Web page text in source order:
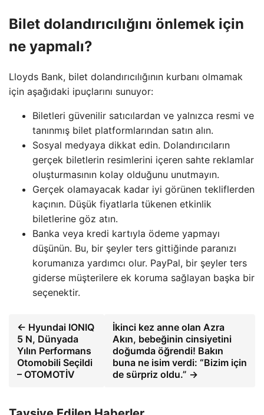
Bilet dolandırıcılığını önlemek için
ne yapmalı?
Lloyds Bank, bilet dolandırıcılığının kurbanı olmamak
için aşağıdaki ipuçlarını sunuyor:
Biletleri güvenilir satıcılardan ve yalnızca resmi ve
tanınmış bilet platformlarından satın alın.
Sosyal medyaya dikkat edin. Dolandırıcıların
gerçek biletlerin resimlerini içeren sahte reklamlar
oluşturmasının kolay olduğunu unutmayın.
Gerçek olamayacak kadar iyi görünen tekliflerden
kaçının. Düşük fiyatlarla tükenen etkinlik
biletlerine göz atın.
Banka veya kredi kartıyla ödeme yapmayı
düşünün. Bu, bir şeyler ters gittiğinde paranızı
korumanıza yardımcı olur. PayPal, bir şeyler ters
giderse müşterilere ek koruma sağlayan başka bir
seçenektir.
← Hyundai IONIQ
5 N, Dünyada
Yılın Performans
Otomobili Seçildi
– OTOMOTİV
İkinci kez anne olan Azra
Akın, bebeğinin cinsiyetini
doğumda öğrendi! Bakın
buna ne isim verdi: “Bizim için
de sürpriz oldu.” →